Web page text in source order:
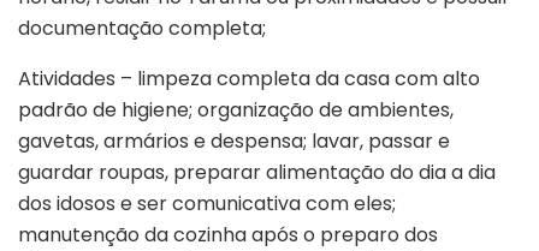
documentação completa;
Atividades – limpeza completa da casa com alto
padrão de higiene; organização de ambientes,
gavetas, armários e despensa; lavar, passar e
guardar roupas, preparar alimentação do dia a dia
dos idosos e ser comunicativa com eles;
manutenção da cozinha após o preparo dos